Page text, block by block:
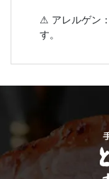
⚠ アレルゲン
す。